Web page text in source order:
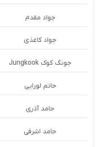
جواد مقدم
جواد کاغذی
جونگ کوک Jungkook
حاتم لورایی
حامد آذری
حامد اشرفی